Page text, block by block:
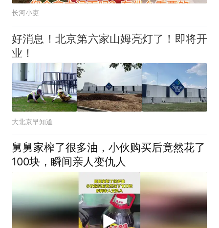
长河小吏
好消息！北京第六家山姆亮灯了！即将开
业！
大北京早知道
舅舅家榨了很多油，小伙购买后竟然花了
100块，瞬间亲人变仇人